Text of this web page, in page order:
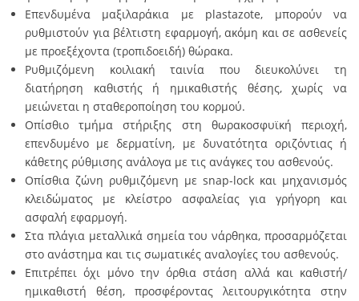
Επενδυμένα μαξιλαράκια με plastazote, μπορούν να
ρυθμιστούν για βέλτιστη εφαρμογή, ακόμη και σε ασθενείς
με προεξέχοντα (τροπιδοειδή) θώρακα.
Ρυθμιζόμενη κοιλιακή ταινία που διευκολύνει τη
διατήρηση καθιστής ή ημικαθιστής θέσης, χωρίς να
μειώνεται η σταθεροποίηση του κορμού.
Οπίσθιο τμήμα στήριξης στη θωρακοσφυϊκή περιοχή,
επενδυμένο με δερματίνη, με δυνατότητα οριζόντιας ή
κάθετης ρύθμισης ανάλογα με τις ανάγκες του ασθενούς.
Οπίσθια ζώνη ρυθμιζόμενη με snap-lock και μηχανισμός
κλειδώματος με κλείστρο ασφαλείας για γρήγορη και
ασφαλή εφαρμογή.
Στα πλάγια μεταλλικά σημεία του νάρθηκα, προσαρμόζεται
στο ανάστημα και τις σωματικές αναλογίες του ασθενούς.
Επιτρέπει όχι μόνο την όρθια στάση αλλά και καθιστή/
ημικαθιστή θέση, προσφέροντας λειτουργικότητα στην